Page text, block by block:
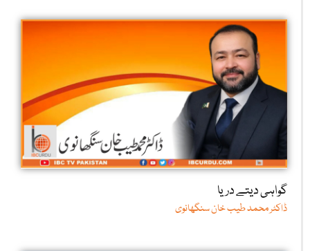
گواہی دیتے دریا
ڈاکٹر محمد طیب خان سنگھانوی